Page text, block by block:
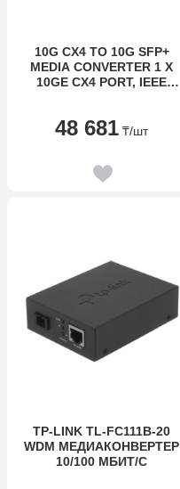
10G CX4 TO 10G SFP+
MEDIA CONVERTER 1 X
10GE CX4 PORT, IEEE
48 681 ₸/шт
TP-LINK TL-FC111B-20
WDM МЕДИАКОНВЕРТЕР
10/100 МБИТ/С